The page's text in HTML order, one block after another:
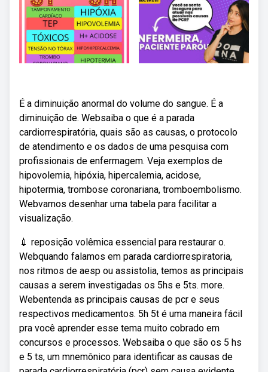
É a diminuição anormal do volume do sangue. É a
diminuição de. Websaiba o que é a parada
cardiorrespiratória, quais são as causas, o protocolo
de atendimento e os dados de uma pesquisa com
profissionais de enfermagem. Veja exemplos de
hipovolemia, hipóxia, hipercalemia, acidose,
hipotermia, trombose coronariana, tromboembolismo.
Webvamos desenhar uma tabela para facilitar a
visualização.
💉 reposição volêmica essencial para restaurar o.
Webquando falamos em parada cardiorrespiratoria,
nos ritmos de aesp ou assistolia, temos as principais
causas a serem investigadas os 5hs e 5ts. more.
Webentenda as principais causas de pcr e seus
respectivos medicamentos. 5h 5t é uma maneira fácil
pra você aprender esse tema muito cobrado em
concursos e processos. Websaiba o que são os 5 hs
e 5 ts, um mnemônico para identificar as causas de